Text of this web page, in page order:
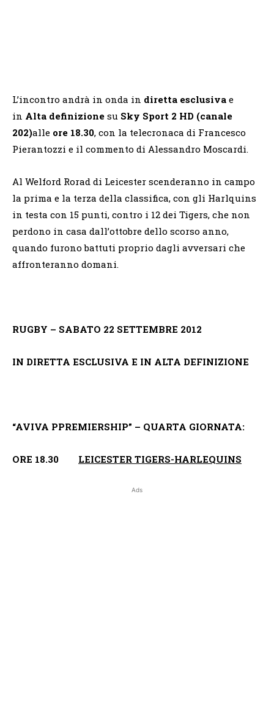
L’incontro andrà in onda in diretta esclusiva e
in Alta definizione su Sky Sport 2 HD (canale
202)alle ore 18.30, con la telecronaca di Francesco
Pierantozzi e il commento di Alessandro Moscardi.
Al Welford Rorad di Leicester scenderanno in campo
la prima e la terza della classifica, con gli Harlquins
in testa con 15 punti, contro i 12 dei Tigers, che non
perdono in casa dall’ottobre dello scorso anno,
quando furono battuti proprio dagli avversari che
affronteranno domani.
RUGBY – SABATO 22 SETTEMBRE 2012
IN DIRETTA ESCLUSIVA E IN ALTA DEFINIZIONE
“AVIVA PPREMIERSHIP” – QUARTA GIORNATA:
ORE 18.30 LEICESTER TIGERS-HARLEQUINS
Ads